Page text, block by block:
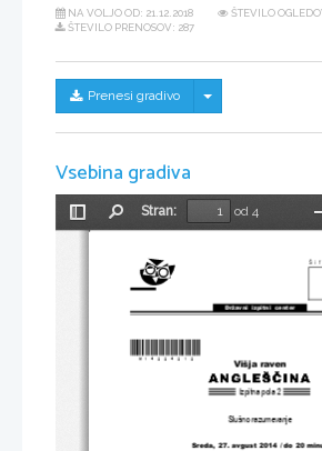
NA VOLJO OD: 21.12.2018
ŠTEVILO
ŠTEVILO PRENOSOV: 287
Prenesi gradivo Skrij/prikaži meni
Vsebina gradiva
Preklopi
Stran:
od 4
Slušno razumevanje
Sreda, 27. avgust 2014 / do 20
Višja raven
Državni  izpitni  center
Izpitna pola 2